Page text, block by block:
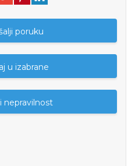
poruku
u izabrane
nepravilnost